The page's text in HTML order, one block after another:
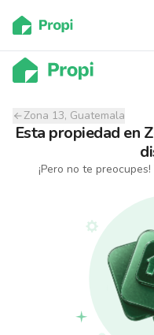
Zona 13, Guatemala
Esta propiedad en
¡Pero no te